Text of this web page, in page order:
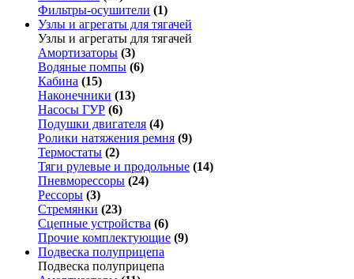
Фильтры-осушители (1)
Узлы и агрегаты для тягачей
Узлы и агрегаты для тягачей
Амортизаторы (3)
Водяные помпы (6)
Кабина (15)
Наконечники (13)
Насосы ГУР (6)
Подушки двигателя (4)
Ролики натяжения ремня (9)
Термостаты (2)
Тяги рулевые и продольные (14)
Пневморессоры (24)
Рессоры (3)
Стремянки (23)
Сцепные устройства (6)
Прочие комплектующие (9)
Подвеска полуприцепа
Подвеска полуприцепа